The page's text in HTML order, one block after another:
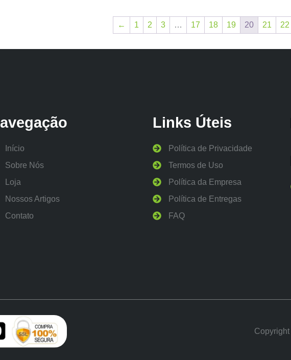
← 1 2 3 … 17 18 19 20 21 22
Início
Sobre Nós
Loja
Nossos Artigos
Contato
Links Úteis
Política de Privacidade
Termos de Uso
Política da Empresa
Política de Entregas
FAQ